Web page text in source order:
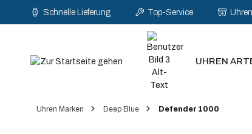
Zur Hauptnavigation springen
Schnelle Lieferung Top-Service
UHREN
Uhren Marken Deep Blue Defender 1000